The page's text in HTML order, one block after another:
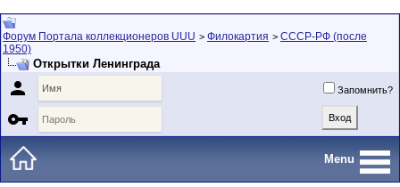
Форум Портала коллекционеров UUU > Филокартия > СССР-РФ (после
1950)
Открытки Ленинграда
 Запомнить?

Menu